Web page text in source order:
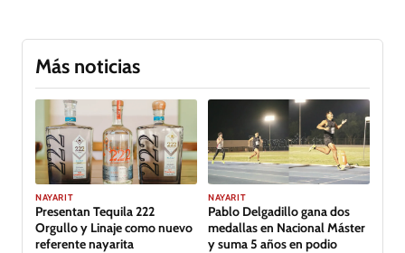
Más noticias
GALERÍA
NAYARIT
Presentan Tequila 222
Orgullo y Linaje como nuevo
referente nayarita
NAYARIT
Pablo Delgadillo gana dos
medallas en Nacional Máster
y suma 5 años en podio